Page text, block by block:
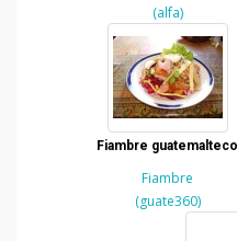
(alfa)
Fiambre guatemalteco
Fiambre
(guate360)